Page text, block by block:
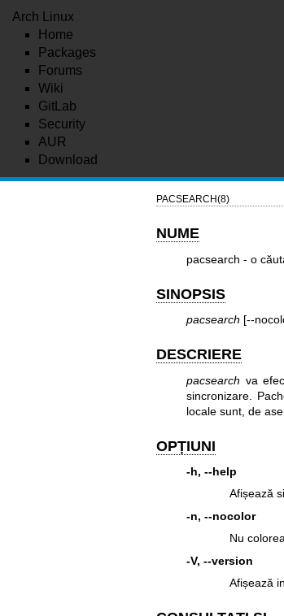
Arch Linux
Home
Packages
Forums
Wiki
GitLab
Security
AUR
Download
PACSEARCH(8)
NUME
pacsearch - o
SINOPSIS
pacsearch [--
DESCRIERE
pacsearch va
sincronizare.
locale sunt, de
OPȚIUNI
-h, --help
Afișează
-n, --nocolor
Nu
-V, --version
Afișează